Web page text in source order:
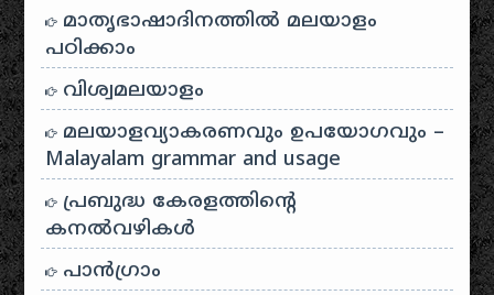
മാതൃഭാഷാദിനത്തിൽ മലയാളം
പഠിക്കാം
വിശ്വമലയാളം
മലയാളവ്യാകരണവും ഉപയോഗവും –
Malayalam grammar and usage
പ്രബുദ്ധ കേരളത്തിന്റെ
കനൽവഴികൾ
പാന്‍ഗ്രാം